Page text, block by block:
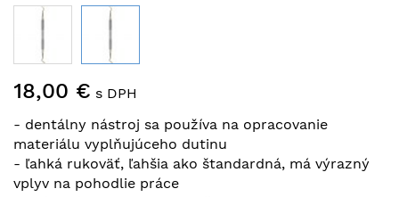
na
galérie
obrázkov
18,00 € s DPH
- dentálny nástroj sa používa na opracovanie
materiálu vyplňujúceho dutinu
- ľahká rukoväť, ľahšia ako štandardná, má výrazný
vplyv na pohodlie práce